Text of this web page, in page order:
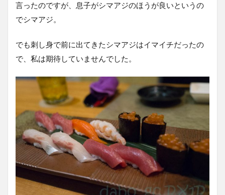
言ったのですが、息子がシマアジのほうが良いというの
でシマアジ。
でも刺し身で前に出てきたシマアジはイマイチだったの
で、私は期待していませんでした。